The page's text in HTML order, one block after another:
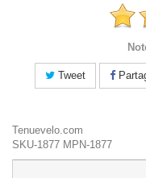
Tweet
Tenuevelo.com
SKU-1877 MPN-1877